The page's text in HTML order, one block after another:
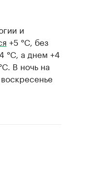
и
+5 °C, без
°C, а днем +4
В ночь на